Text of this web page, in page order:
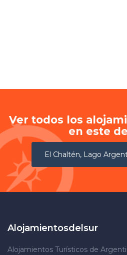
Ver todos los
en este
El Chaltén, Lago
Alojamientosdelsur
Alojamientos Turísticos de